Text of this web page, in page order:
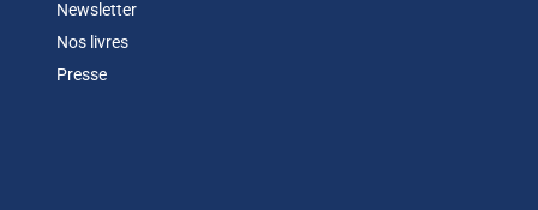
Newsletter
Nos livres
Presse